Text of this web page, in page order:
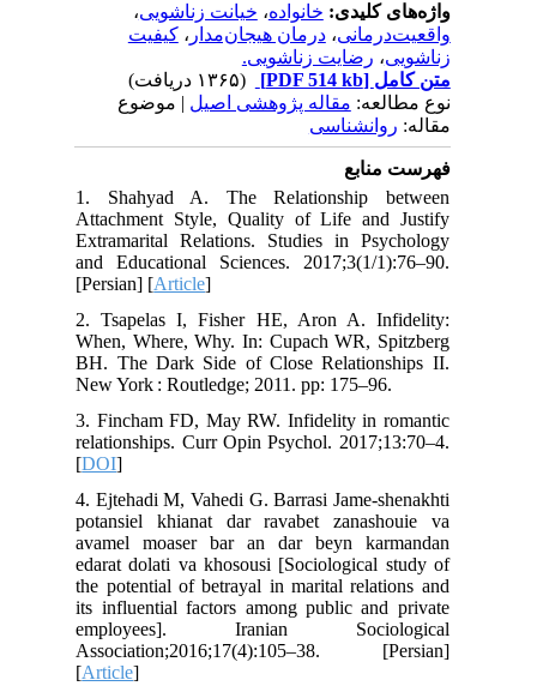
واژه‌های کلیدی:خانواده،خیانت زناشویی،
واقعیت‌درمانی،درمان هیجان‌مدار ، کیفیت
زناشویی،رضایت زناشویی.
متن کامل[PDF 514 kb]
نوع مطالعه:مقاله پژوهشی اصیل| موضوع
مقاله:روانشناسی
فهرست منابع
1. Shahyad A. The Relationship between
Attachment Style, Quality of Life and Justify
Extramarital Relations. Studies in Psychology
and Educational Sciences. 2017;3(1/1):76–90.
[Persian] [Article
2. Tsapelas I, Fisher HE, Aron A. Infidelity:
When, Where, Why. In: Cupach WR, Spitzberg
BH. The Dark Side of Close Relationships II.
New York : Routledge; 2011. pp: 175–96.
3. Fincham FD, May RW. Infidelity in romantic
relationships. Curr Opin Psychol. 2017;13:70–4.
[DOI
4. Ejtehadi M, Vahedi G. Barrasi Jame-shenakhti
potansiel khianat dar ravabet zanashouie va
avamel moaser bar an dar beyn karmandan
edarat dolati va khosousi [Sociological study of
the potential of betrayal in marital relations and
its influential factors among public and private
employees]. Iranian Sociological
Association;2016;17(4):105–38. [Persian]
[Article